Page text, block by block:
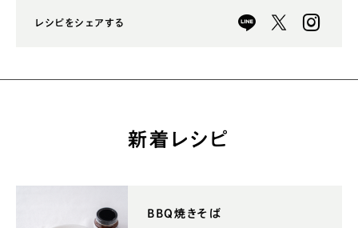
レシピをシェアする
新着レシピ
BBQ焼きそば